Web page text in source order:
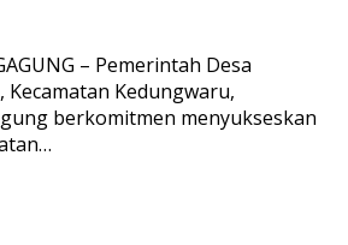
– Pemerintah Desa
Kecamatan Kedungwaru,
berkomitmen menyukseskan